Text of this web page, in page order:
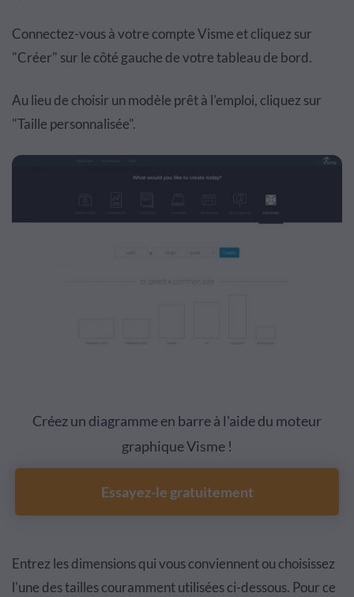
Connectez-vous à votre compte Visme et cliquez sur
"Créer" sur le côté gauche de votre tableau de bord.
Au lieu de choisir un modèle prêt à l'emploi, cliquez sur
"Taille personnalisée".
Créez un diagramme en barre à l'aide du moteur
graphique Visme !
Essayez-le gratuitement
Entrez les dimensions qui vous conviennent ou choisissez
l'une des tailles couramment utilisées ci-dessous. Pour ce